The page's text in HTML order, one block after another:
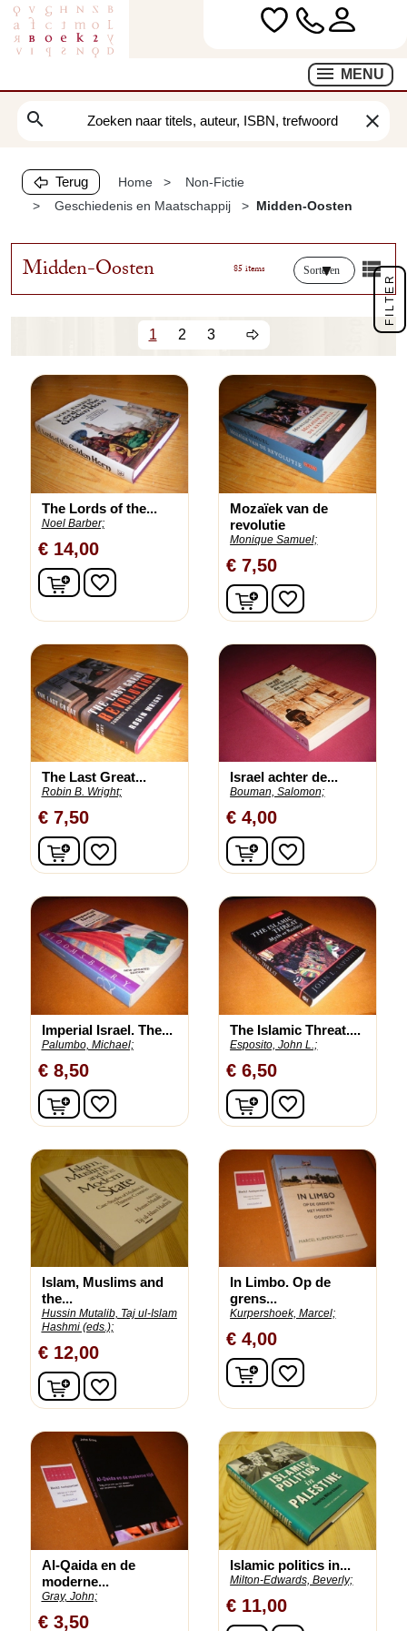
MENU
search clear
Terug Home
Non-Fictie
Geschiedenis en Maatschappij
Midden-Oosten
Midden-Oosten 85 items Sorteren
1 2 3
The Lords of the...
Noel Barber;
€ 14,00
In winkelwagen
favorite_border
Mozaïek van de
revolutie
Monique Samuel;
€ 7,50
In winkelwagen
favorite_border
The Last Great...
Robin B. Wright;
€ 7,50
In winkelwagen
favorite_border
Israel achter de...
Bouman, Salomon;
€ 4,00
In winkelwagen
favorite_border
Imperial Israel. The...
Palumbo, Michael;
€ 8,50
In winkelwagen
favorite_border
The Islamic Threat....
Esposito, John L.;
€ 6,50
In winkelwagen
favorite_border
Islam, Muslims and
the...
Hussin Mutalib, Taj ul-Islam
Hashmi (eds.);
€ 12,00
In winkelwagen
favorite_border
In Limbo. Op de
grens...
Kurpershoek, Marcel;
€ 4,00
In winkelwagen
favorite_border
Al-Qaida en de
moderne...
Gray, John;
€ 3,50
Islamic politics in...
Milton-Edwards, Beverly;
€ 11,00
FILTER